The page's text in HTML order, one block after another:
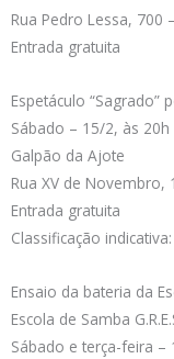
Rua Pedro Lessa, 700
Entrada gratuita
Espetáculo “Sagrado”
Sábado – 15/2, às 20h
Galpão da Ajote
Rua XV de Novembro,
Entrada gratuita
Classificação
Ensaio da bateria da
Escola de Samba
Sábado e terça-feira